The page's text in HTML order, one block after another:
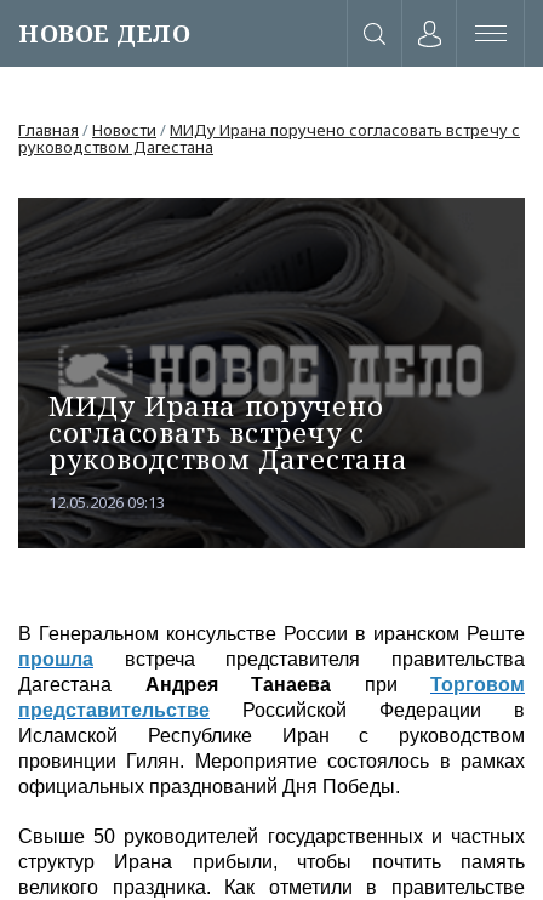
НОВОЕ ДЕЛО
или через соц. сети
Главная /Новости /МИДу Ирана поручено согласовать встречу с
руководством Дагестана
МИДу Ирана поручено
согласовать встречу с
руководством Дагестана
12.05.2026 09:13
В Генеральном консульстве России в иранском Реште
прошла встреча представителя правительства
Дагестана Андрея Танаева при Торговом
представительстве Российской Федерации в
Исламской Республике Иран с руководством
провинции Гилян. Мероприятие состоялось в рамках
официальных празднований Дня Победы.
Свыше 50 руководителей государственных и частных
структур Ирана прибыли, чтобы почтить память
великого праздника. Как отметили в правительстве